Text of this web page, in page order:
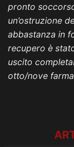
pronto
un’ostruzione
abbastanza in
recupero è
uscito
otto/nove